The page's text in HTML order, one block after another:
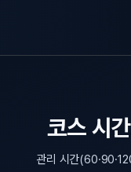
코스 시
관리 시간